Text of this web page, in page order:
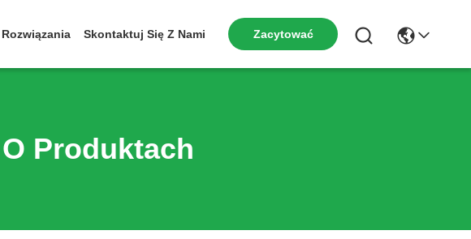
Rozwiązania Skontaktuj Się Z Nami Zacytować
Produktach